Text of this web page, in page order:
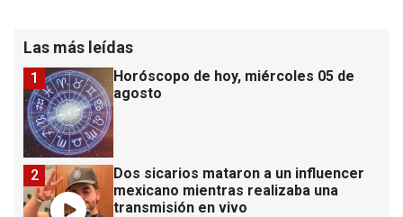
Las más leídas
Horóscopo de hoy, miércoles 05 de
agosto
1
Dos sicarios mataron a un influencer
mexicano mientras realizaba una
transmisión en vivo
2